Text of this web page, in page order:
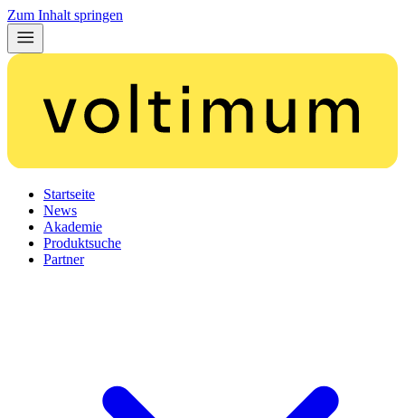
Zum Inhalt springen
Startseite
News
Akademie
Produktsuche
Partner